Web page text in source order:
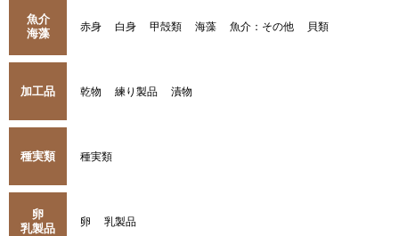
魚介
海藻
赤身 白身 甲殻類 海藻 魚介：その他 貝類
加工品 乾物 練り製品 漬物
種実類 種実類
卵
乳製品
卵 乳製品